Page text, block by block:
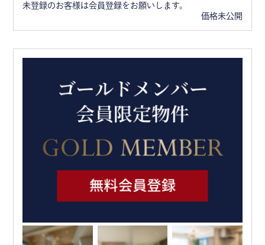
未登録のお客様は会員登録をお願いします。
価格未公開